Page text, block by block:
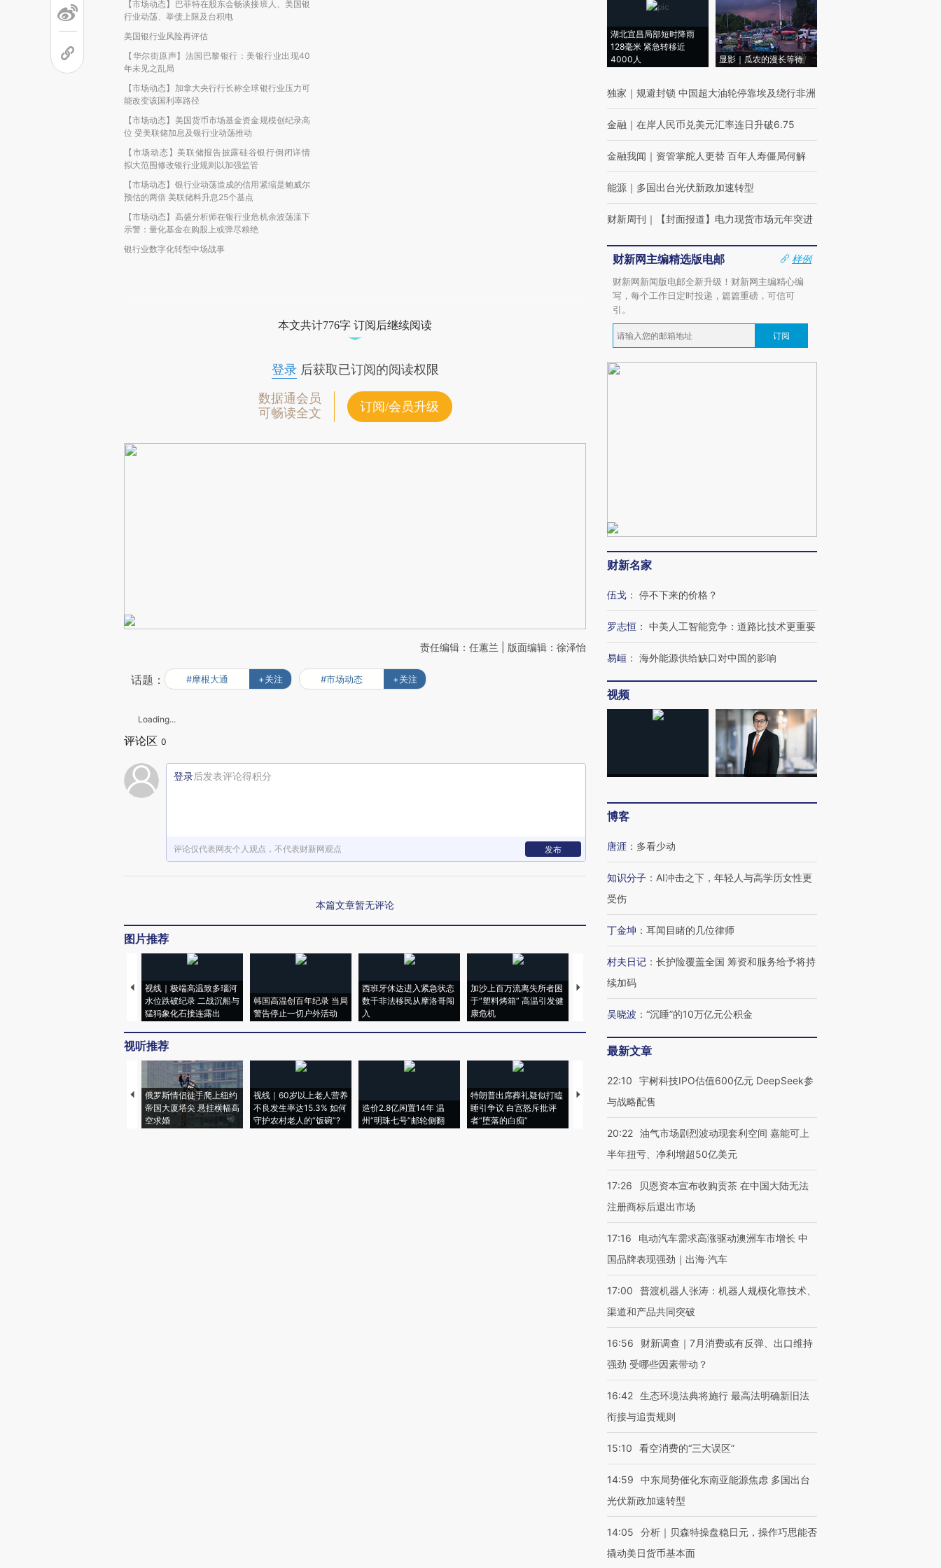
【市场动态】巴菲特在股东会畅谈接班人、美国银
行业动荡、举债上限及台积电
美国银行业风险再评估
【华尔街原声】法国巴黎银行：美银行业出现40
年未见之乱局
【市场动态】加拿大央行行长称全球银行业压力可
能改变该国利率路径
【市场动态】美国货币市场基金资金规模创纪录高
位 受美联储加息及银行业动荡推动
【市场动态】美联储报告披露硅谷银行倒闭详情
拟大范围修改银行业规则以加强监管
【市场动态】银行业动荡造成的信用紧缩是鲍威尔
预估的两倍 美联储料升息25个基点
【市场动态】高盛分析师在银行业危机余波荡漾下
示警：量化基金在购股上或弹尽粮绝
银行业数字化转型中场战事
本文共计776字 订阅后继续阅读
登录后获取已订阅的阅读权限
数据通会员
可畅读全文
订阅/会员升级
责任编辑：任蕙兰 | 版面编辑：徐泽怡
话题： #摩根大通 +关注 #市场动态 +关注
Loading...
评论区 0
登录后发表评论得积分
评论仅代表网友个人观点，不代表财新网观点 发布
本篇文章暂无评论
图片推荐
视线｜极端高温致多瑙河
水位跌破纪录 二战沉船与
猛犸象化石接连露出
韩国高温创百年纪录 当局
警告停止一切户外活动
西班牙休达进入紧急状态
数千非法移民从摩洛哥闯
入
加沙上百万流离失所者困
于“塑料烤箱” 高温引发健
康危机
视线｜HYROX的吸金
术：是什么让中产们甘
心“花钱找虐”？
粒摇头丸 尿检体内含3种
毒品
度Z世代 用街头抗争将教
视听推荐
俄罗斯情侣徒手爬上纽约
帝国大厦塔尖 悬挂横幅高
空求婚
视线｜60岁以上老人营养
不良发生率达15.3% 如何
守护农村老人的“饭碗”?
造价2.8亿闲置14年 温
州“明珠七号”邮轮侧翻
特朗普出席葬礼疑似打瞌
睡引争议 白宫怒斥批评
者“堕落的白痴”
视线｜全球最热百城独占
97个 印度如何熬过48°C
阿根廷3-0阿尔及利亚
兹奖得主的“非天才”拼图
湖北宜昌局部短时降雨
128毫米 紧急转移近
4000人
显影｜瓜农的漫长等待
独家 ｜ 规避封锁 中国超大油轮停靠埃及绕行非洲
金融 ｜ 在岸人民币兑美元汇率连日升破6.75
金融我闻 ｜ 资管掌舵人更替 百年人寿僵局何解
能源 ｜ 多国出台光伏新政加速转型
财新周刊 ｜ 【封面报道】电力现货市场元年突进
财新网主编精选版电邮
样例
财新网新闻版电邮全新升级！财新网主编精心编
写，每个工作日定时投递，篇篇重磅，可信可
引。
订阅
财新名家
伍戈 ： 停不下来的价格？
罗志恒 ： 中美人工智能竞争：道路比技术更重要
易峘 ： 海外能源供给缺口对中国的影响
视频
博客
唐涯 ： 多看少动
知识分子 ： AI冲击之下，年轻人与高学历女性更
受伤
丁金坤 ： 耳闻目睹的几位律师
村夫日记 ： 长护险覆盖全国 筹资和服务给予将持
续加码
吴晓波 ： “沉睡”的10万亿元公积金
最新文章
22:10
宇树科技IPO估值600亿元 DeepSeek参
与战略配售
20:22 油气市场剧烈波动现套利空间 嘉能可上
半年扭亏、净利增超50亿美元
17:26
贝恩资本宣布收购贡茶 在中国大陆无法
注册商标后退出市场
17:16
电动汽车需求高涨驱动澳洲车市增长 中
国品牌表现强劲｜出海·汽车
17:00
普渡机器人张涛：机器人规模化靠技术、
渠道和产品共同突破
16:56
财新调查｜7月消费或有反弹、出口维持
强劲 受哪些因素带动？
16:42 生态环境法典将施行 最高法明确新旧法
衔接与追责规则
15:10 看空消费的“三大误区”
14:59
中东局势催化东南亚能源焦虑 多国出台
光伏新政加速转型
14:05
分析｜贝森特操盘稳日元，操作巧思能否
撬动美日货币基本面